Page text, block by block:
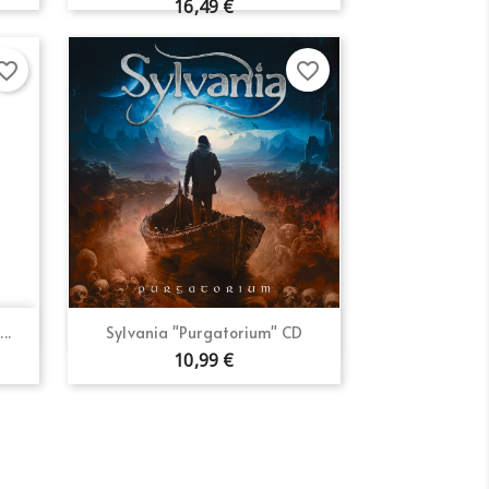
16,49 €
Sylvania "Purgatorium" CD
10,99 €
Vista rápida
favorite_border